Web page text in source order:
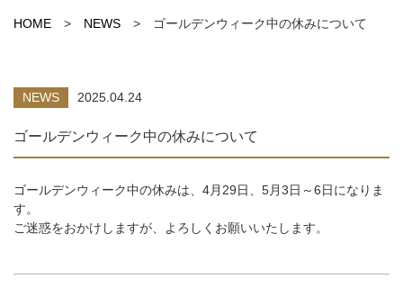
HOME > NEWS > ゴールデンウィーク中の休みについて
NEWS 2025.04.24
ゴールデンウィーク中の休みについて
ゴールデンウィーク中の休みは、4月29日、5月3日～6日になりま
す。
ご迷惑をおかけしますが、よろしくお願いいたします。